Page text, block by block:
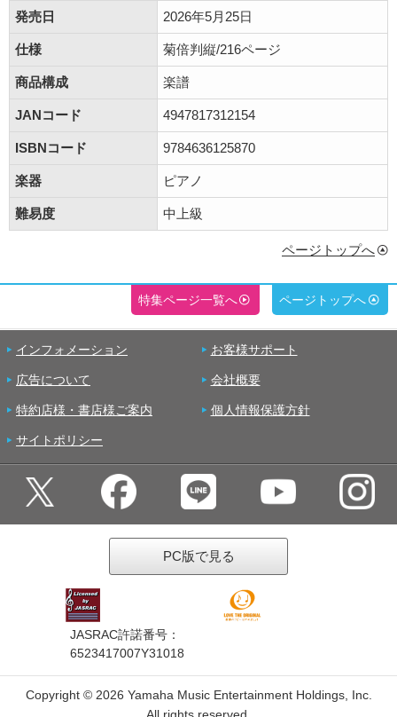
発売日 2026年5月25日
仕様 菊倍判縦/216ページ
商品構成 楽譜
JANコード 4947817312154
ISBNコード 9784636125870
楽器 ピアノ
難易度 中上級
ページトップへ
特集ページ一覧へ ページトップへ
インフォメーション お客様サポート
広告について 会社概要
特約店様・書店様ご案内 個人情報保護方針
サイトポリシー
PC版で見る
JASRAC許諾番号：
6523417007Y31018
Copyright © 2026 Yamaha Music Entertainment Holdings, Inc.